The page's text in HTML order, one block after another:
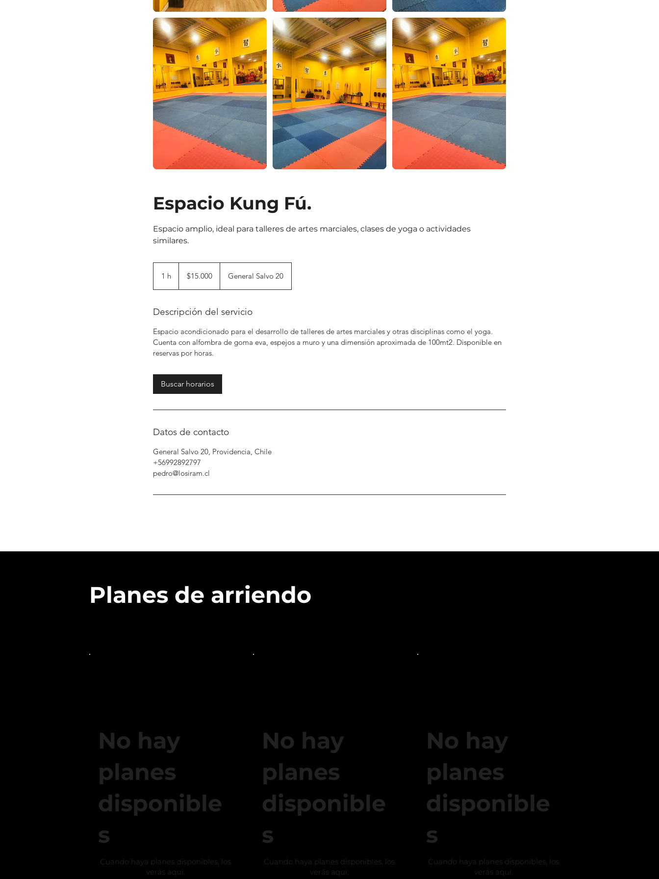
Espacio Kung Fú.
Espacio amplio, ideal para talleres de artes marciales, clases de yoga o actividades
similares.
1 h
chilenos
$15.000 General Salvo 20
Descripción del servicio
Espacio acondicionado para el desarrollo de talleres de artes marciales y otras disciplinas como el yoga.
Cuenta con alfombra de goma eva, espejos a muro y una dimensión aproximada de 100mt2. Disponible en
reservas por horas.
Buscar horarios
Datos de contacto
General Salvo 20, Providencia, Chile
+56992892797
pedro@losiram.cl
Planes de arriendo
No hay
planes
disponible
s
Cuando haya planes disponibles, los
verás aquí.
No hay
planes
disponible
s
Cuando haya planes disponibles, los
verás aquí.
No hay
planes
disponible
s
Cuando haya planes disponibles, los
verás aquí.